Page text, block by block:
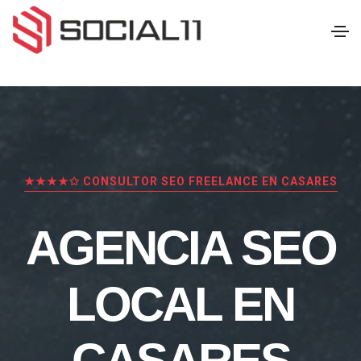
★★★★✩ CONSULTOR SEO FREELANCE EN CASARES
AGENCIA SEO
LOCAL EN